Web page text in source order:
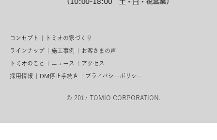
コンセプト トミオの家づくり
ラインナップ 施工事例 お客さまの声
トミオのこと ニュース アクセス
採用情報 DM停止手続き プライバシーポリシー
© 2017 TOMIO CORPORATION.